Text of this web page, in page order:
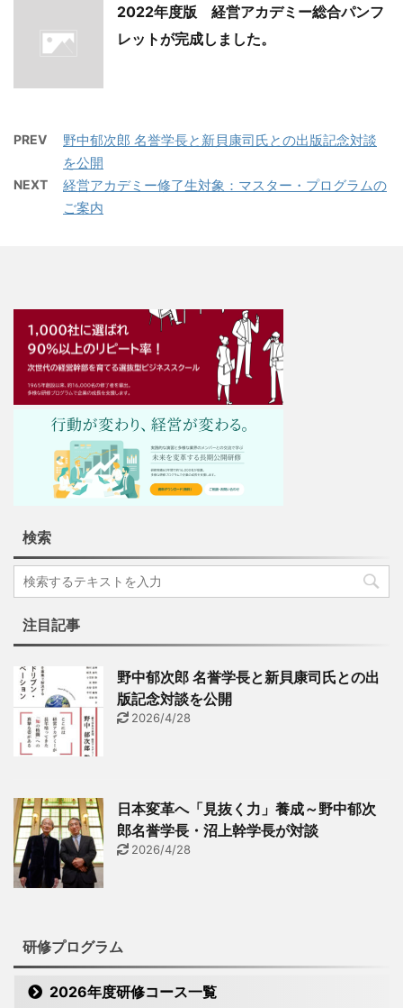
2022年度版 経営アカデミー総合パンフ
レットが完成しました。
PREV
野中郁次郎 名誉学長と新貝康司氏との出版記念対談
を公開
NEXT
経営アカデミー修了生対象：マスター・プログラムの
ご案内
検索
注目記事
野中郁次郎 名誉学長と新貝康司氏との出
版記念対談を公開
2026/4/28
日本変革へ「見抜く力」養成～野中郁次
郎名誉学長・沼上幹学長が対談
2026/4/28
研修プログラム
2026年度研修コース一覧